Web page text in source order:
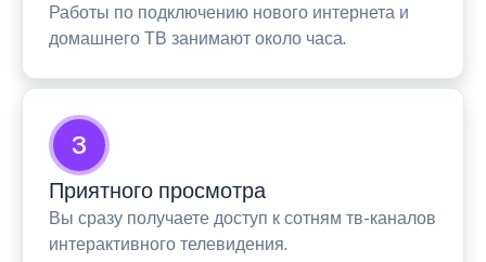
Работы по подключению нового интернета и
домашнего ТВ занимают около часа.
3
Приятного просмотра
Вы сразу получаете доступ к сотням тв-каналов
интерактивного телевидения.